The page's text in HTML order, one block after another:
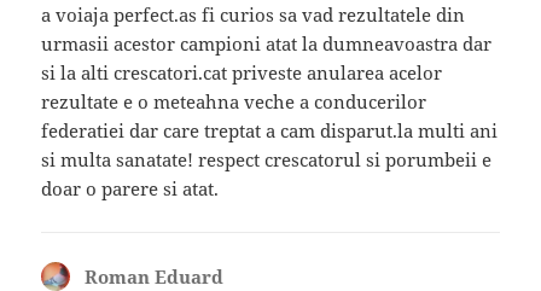
a voiaja perfect.as fi curios sa vad rezultatele din
urmasii acestor campioni atat la dumneavoastra dar
si la alti crescatori.cat priveste anularea acelor
rezultate e o meteahna veche a conducerilor
federatiei dar care treptat a cam disparut.la multi ani
si multa sanatate! respect crescatorul si porumbeii e
doar o parere si atat.
Roman Eduard